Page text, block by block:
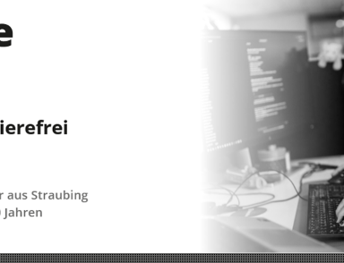
Geld & Einkauf
Amore & mehr
Mobiles Leben
Arbeitsleben